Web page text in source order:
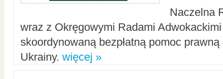
Naczelna
wraz z Okręgowymi Radami Adwokackimi
skoordynowaną bezpłatną pomoc
Ukrainy. więcej »